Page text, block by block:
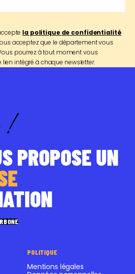
la politique de confidentialité
acceptez que le département vous
pourrez à tout moment vous
intégré à chaque newsletter.
PROPOSE UN
POLITIQUE
Mentions légales